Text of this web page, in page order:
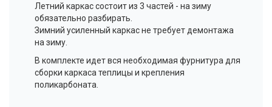
Летний каркас состоит из 3 частей - на зиму
обязательно разбирать.
Зимний усиленный каркас не требует демонтажа
на зиму.
В комплекте идет вся необходимая фурнитура для
сборки каркаса теплицы и крепления
поликарбоната.